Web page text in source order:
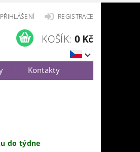
PŘIHLÁŠENÍ REGISTRACE
KOŠÍK: 0 Kč
Kontakty
do týdne